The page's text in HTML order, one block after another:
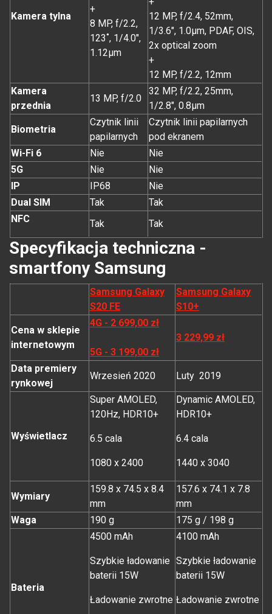
Kamera tylna
+
8 MP, f/2.2,
123˚, 1/4.0",
1.12µm
12 MP, f/2.4, 52mm,
1/3.6", 1.0µm, PDAF, OIS,
2x optical zoom
+
12 MP, f/2.2, 12mm
Kamera
przednia
13 MP, f/2.0
32 MP, f/2.2, 25mm,
1/2.8", 0.8µm
Biometria
Czytnik linii
papilarnych
Czytnik linii papilarnych
pod ekranem
Wi-Fi 6
Nie
Nie
5G
Nie
Nie
IP
IP68
Nie
Dual SIM
Tak
Tak
NFC
Tak Tak
Specyfikacja techniczna -
smartfony Samsung
Samsung Galaxy
S20 FE
Samsung Galaxy
S10+
Cena w sklepie
internetowym
4G - 2 699,00 zł
5G - 3 199,00 zł
3 229,99 zł
Data premiery
rynkowej
Wrzesień 2020 Luty 2019
Wyświetlacz
Super AMOLED,
120Hz, HDR10+
6.5 cala
1080 x 2400
Dynamic AMOLED,
HDR10+
6.4 cala
1440 x 3040
Wymiary
159.8 x 74.5 x 8.4
mm
157.6 x 74.1 x 7.8
mm
Waga
190 g 175 g / 198 g
Bateria
4500 mAh
Szybkie ładowanie
baterii 15W
Ładowanie zwrotne
4100 mAh
Szybkie ładowanie
baterii 15W
Ładowanie zwrotne